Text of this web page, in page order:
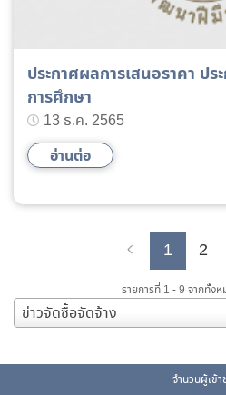
ประกาศผลการเสนอราคา ป
การศึกษา
13 ธ.ค. 2565
อ่านต่อ
Previous
1 2
รายการที่ 1 - 9 จากทั้ง
ข่าวจัดซื้อจัดจ้าง
จำนวนผู้เข้า